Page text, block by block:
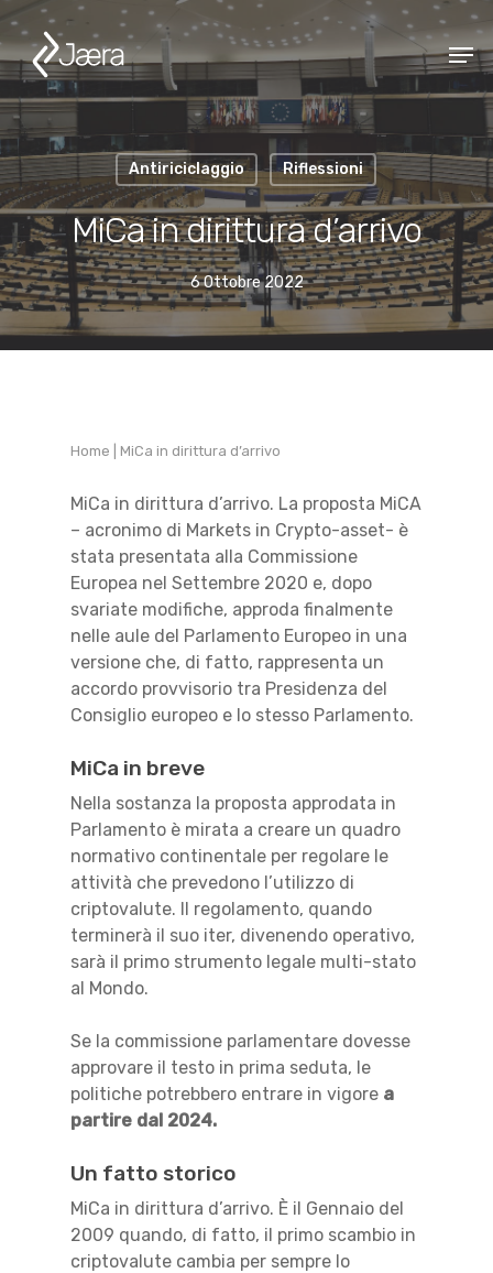
Antiriciclaggio Riflessioni
MiCa in dirittura d’arrivo
6 Ottobre 2022
Home MiCa in dirittura d’arrivo
MiCa in dirittura d’arrivo. La proposta MiCA
– acronimo di Markets in Crypto-asset- è
stata presentata alla Commissione
Europea nel Settembre 2020 e, dopo
svariate modifiche, approda finalmente
nelle aule del Parlamento Europeo in una
versione che, di fatto, rappresenta un
accordo provvisorio tra Presidenza del
Consiglio europeo e lo stesso Parlamento.
MiCa in breve
Nella sostanza la proposta approdata in
Parlamento è mirata a creare un quadro
normativo continentale per regolare le
attività che prevedono l’utilizzo di
criptovalute. Il regolamento, quando
terminerà il suo iter, divenendo operativo,
sarà il primo strumento legale multi-stato
al Mondo.
Se la commissione parlamentare dovesse
approvare il testo in prima seduta, le
politiche potrebbero entrare in vigore a
partire dal 2024.
Un fatto storico
MiCa in dirittura d’arrivo. È il Gennaio del
2009 quando, di fatto, il primo scambio in
criptovalute cambia per sempre lo